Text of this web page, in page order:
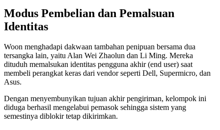
Modus Pembelian dan Pemalsuan
Identitas
Woon menghadapi dakwaan tambahan penipuan bersama dua
tersangka lain, yaitu Alan Wei Zhaolun dan Li Ming. Mereka
dituduh memalsukan identitas pengguna akhir (end user) saat
membeli perangkat keras dari vendor seperti Dell, Supermicro, dan
Asus.
Dengan menyembunyikan tujuan akhir pengiriman, kelompok ini
diduga berhasil mengelabui pemasok sehingga sistem yang
semestinya diblokir tetap dikirimkan.